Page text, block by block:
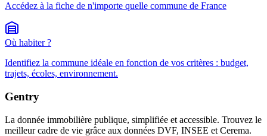
Accédez à la fiche de n'importe quelle commune de France
Où habiter ?
Identifiez la commune idéale en fonction de vos critères : budget,
trajets, écoles, environnement.
Gentry
La donnée immobilière publique, simplifiée et accessible. Trouvez le
meilleur cadre de vie grâce aux données DVF, INSEE et Cerema.